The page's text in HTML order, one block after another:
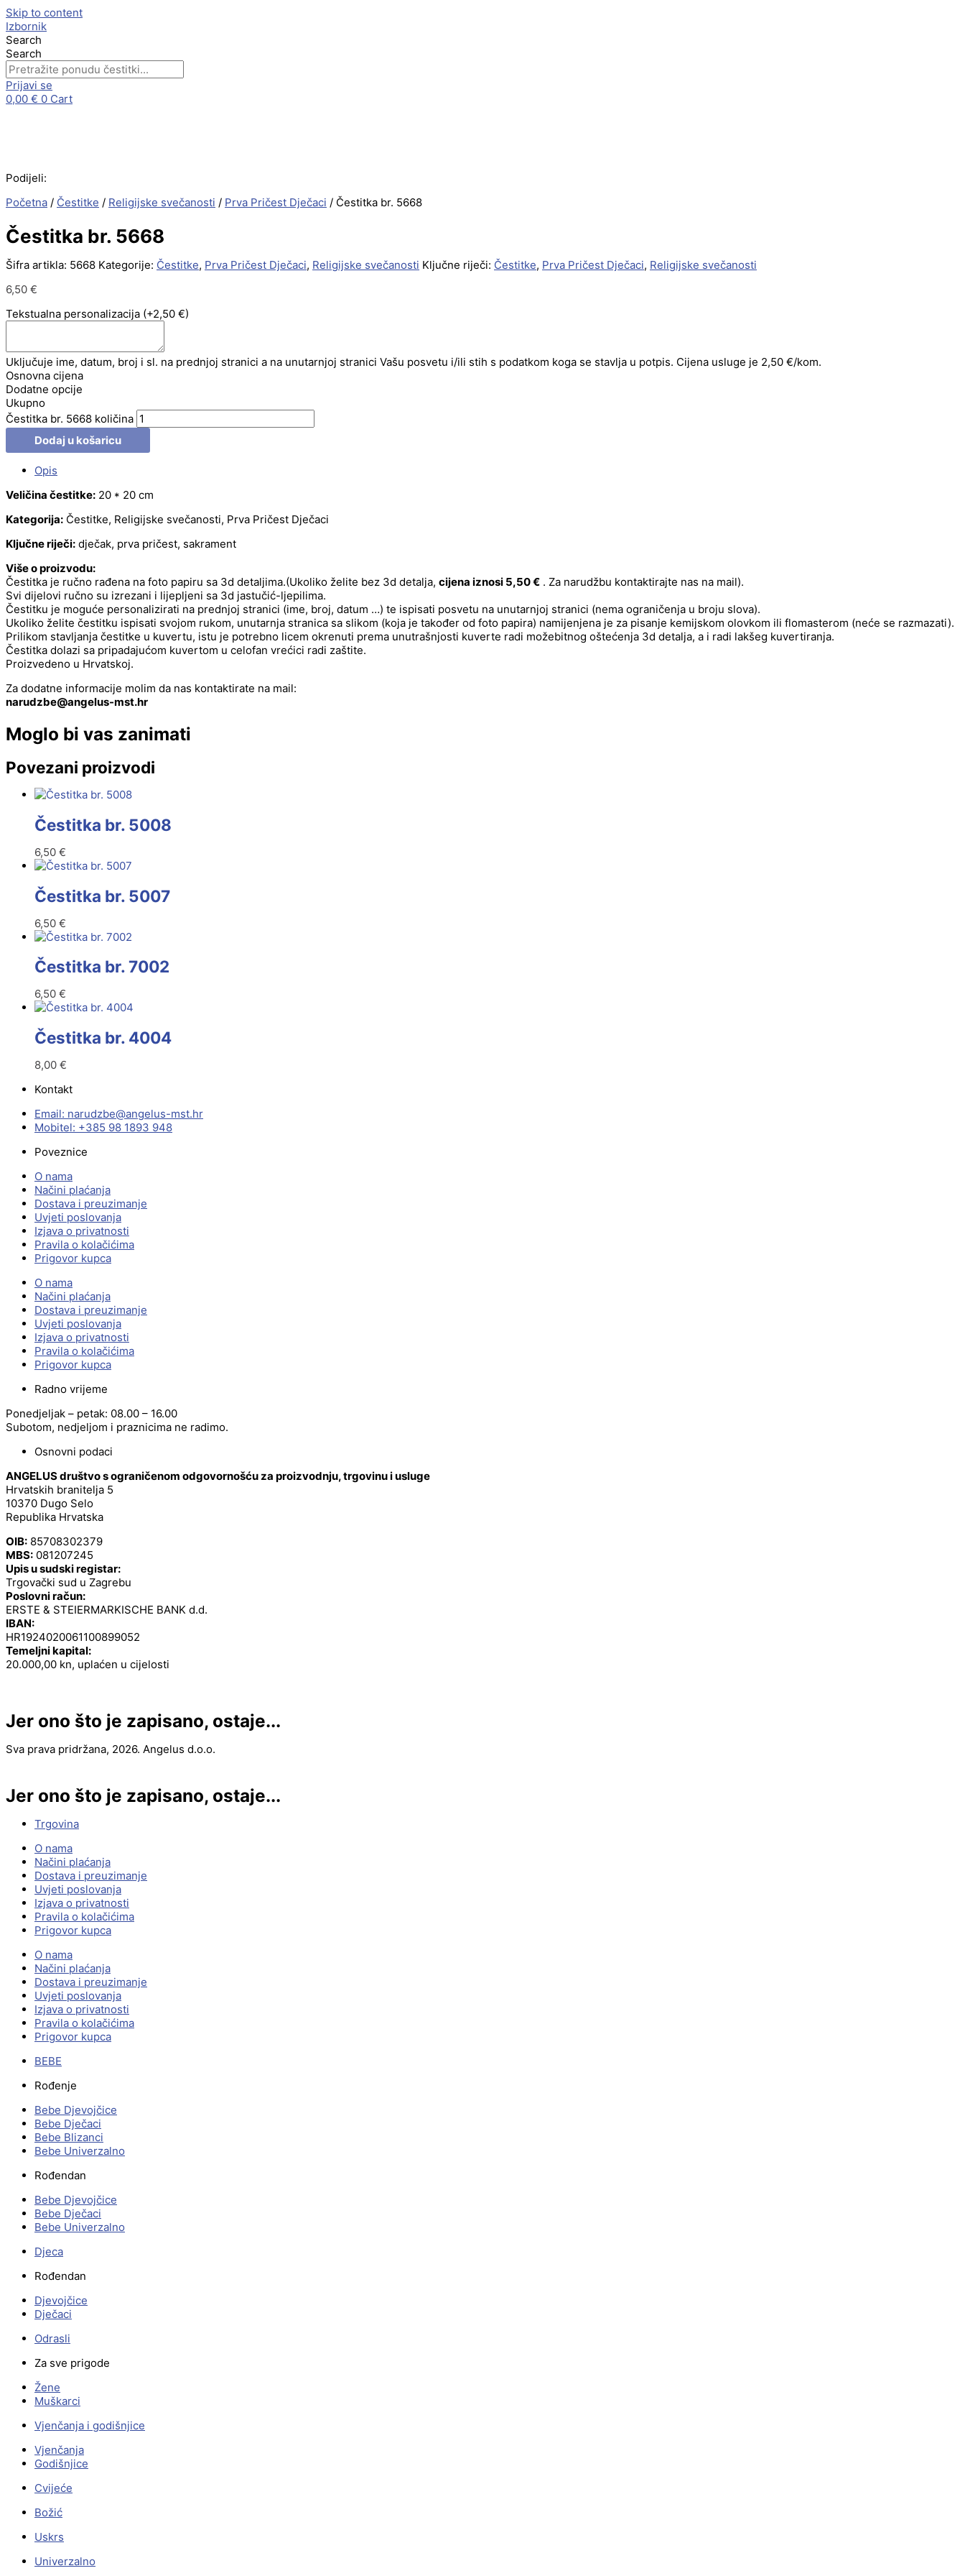
Skip to content
Izbornik
Search
Search
Prijavi se
0,00 € 0 Cart
Podijeli:
Početna / Čestitke / Religijske svečanosti / Prva Pričest Dječaci / Čestitka br. 5668
Čestitka br. 5668
Šifra artikla: 5668 Kategorije: Čestitke, Prva Pričest Dječaci, Religijske svečanosti Ključne riječi: Čestitke, Prva Pričest Dječaci, Religijske svečanosti
6,50 €
Tekstualna personalizacija (+2,50 €)
Uključuje ime, datum, broj i sl. na prednjoj stranici a na unutarnjoj stranici Vašu posvetu i/ili stih s podatkom koga se stavlja u potpis. Cijena usluge je 2,50 €/kom.
Osnovna cijena
Dodatne opcije
Ukupno
Čestitka br. 5668 količina
Dodaj u košaricu
Opis
Veličina čestitke: 20 * 20 cm
Kategorija: Čestitke, Religijske svečanosti, Prva Pričest Dječaci
Ključne riječi: dječak, prva pričest, sakrament
Više o proizvodu:
Čestitka je ručno rađena na foto papiru sa 3d detaljima.(Ukoliko želite bez 3d detalja, cijena iznosi 5,50 € . Za narudžbu kontaktirajte nas na mail).
Svi dijelovi ručno su izrezani i lijepljeni sa 3d jastučić-ljepilima.
Čestitku je moguće personalizirati na prednjoj stranici (ime, broj, datum …) te ispisati posvetu na unutarnjoj stranici (nema ograničenja u broju slova).
Ukoliko želite čestitku ispisati svojom rukom, unutarnja stranica sa slikom (koja je također od foto papira) namijenjena je za pisanje kemijskom olovkom ili flomasterom (neće se razmazati).
Prilikom stavljanja čestitke u kuvertu, istu je potrebno licem okrenuti prema unutrašnjosti kuverte radi možebitnog oštećenja 3d detalja, a i radi lakšeg kuvertiranja.
Čestitka dolazi sa pripadajućom kuvertom u celofan vrećici radi zaštite.
Proizvedeno u Hrvatskoj.
Za dodatne informacije molim da nas kontaktirate na mail:
rh.tsm-sulegna
@ebzduran
Moglo bi vas zanimati
Povezani proizvodi
Čestitka br. 5008
6,50 €
Čestitka br. 5007
6,50 €
Čestitka br. 7002
6,50 €
Čestitka br. 4004
8,00 €
Kontakt
Email:
rh.tsm-sulegna
@ebzduran
Mobitel: +385 98 1893 948
Poveznice
O nama
Načini plaćanja
Dostava i preuzimanje
Uvjeti poslovanja
Izjava o privatnosti
Pravila o kolačićima
Prigovor kupca
O nama
Načini plaćanja
Dostava i preuzimanje
Uvjeti poslovanja
Izjava o privatnosti
Pravila o kolačićima
Prigovor kupca
Radno vrijeme
Ponedjeljak – petak: 08.00 – 16.00
Subotom, nedjeljom i praznicima ne radimo.
Osnovni podaci
ANGELUS društvo s ograničenom odgovornošću za proizvodnju, trgovinu i usluge
Hrvatskih branitelja 5
10370 Dugo Selo
Republika Hrvatska
OIB: 85708302379
MBS: 081207245
Upis u sudski registar:
Trgovački sud u Zagrebu
Poslovni račun:
ERSTE & STEIERMARKISCHE BANK d.d.
IBAN:
HR1924020061100899052
Temeljni kapital:
20.000,00 kn, uplaćen u cijelosti
Jer ono što je zapisano, ostaje...
Sva prava pridržana, 2026. Angelus d.o.o.
Jer ono što je zapisano, ostaje...
Trgovina
O nama
Načini plaćanja
Dostava i preuzimanje
Uvjeti poslovanja
Izjava o privatnosti
Pravila o kolačićima
Prigovor kupca
O nama
Načini plaćanja
Dostava i preuzimanje
Uvjeti poslovanja
Izjava o privatnosti
Pravila o kolačićima
Prigovor kupca
BEBE
Rođenje
Bebe Djevojčice
Bebe Dječaci
Bebe Blizanci
Bebe Univerzalno
Rođendan
Bebe Djevojčice
Bebe Dječaci
Bebe Univerzalno
Djeca
Rođendan
Djevojčice
Dječaci
Odrasli
Za sve prigode
Žene
Muškarci
Vjenčanja i godišnjice
Vjenčanja
Godišnjice
Cvijeće
Božić
Uskrs
Univerzalno